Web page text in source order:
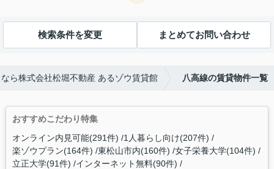
検索条件を変更 まとめてお問い合わせ
ら株式会社松堀不動産 あるゾウ賃貸館 八高線の賃貸物件一覧
おすすめこだわり特集
オンライン内見可能(291件) 1人暮らし向け(207件)
楽ゾウプラン(164件) 東松山市内(160件) 女子栄養大学(104件)
立正大学(91件) インターネット無料(90件)